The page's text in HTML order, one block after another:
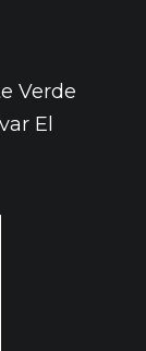
Verde
El